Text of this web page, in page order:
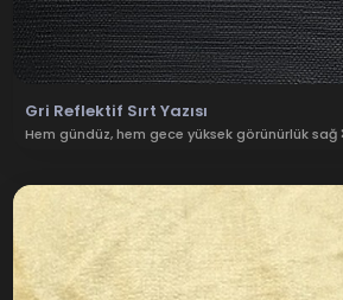
Gri Reflektif Sırt Yazısı
Hem gündüz, hem gece yüksek görünürlük sağ